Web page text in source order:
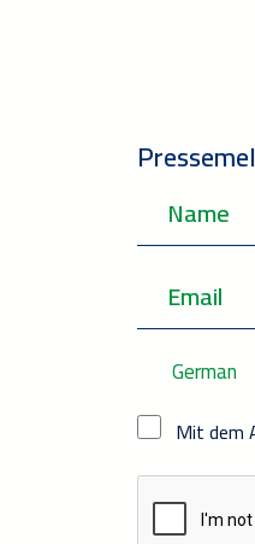
German
Mit dem